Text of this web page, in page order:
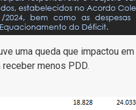
uma queda que impactou
menos PDD.